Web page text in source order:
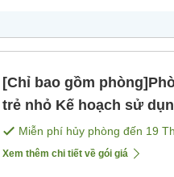
[Chỉ bao gồm
trẻ nhỏ Kế hoạch sử dụng cho các dịp cưới hỏi, tang
lễ[Miễn phí cho trẻ dưới
ăn]
Miễn phí hủy phòng đến 19
Xem thêm chi tiết về gói giá